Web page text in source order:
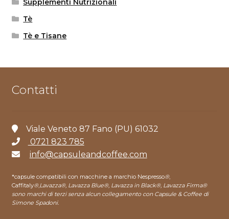
Supplementi Nutrizionali
Tè
Tè e Tisane
Contatti
Viale Veneto 87 Fano (PU) 61032
0721 823 785
info@capsuleandcoffee.com
*capsule compatibili con macchine a marchio Nespresso®,
Caffitaly®,Lavazza®, Lavazza Blue®, Lavazza in Black®, Lavazza Firma®
sono marchi di terzi senza alcun collegamento con Capsule & Coffee di
Simone Spadoni.